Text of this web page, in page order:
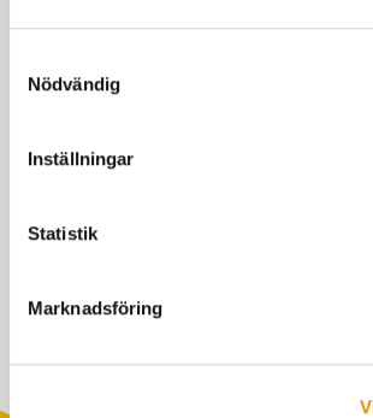
Nödvändig
Inställningar
Statistik
Marknadsföring
För att se filmen behöver du tillåta